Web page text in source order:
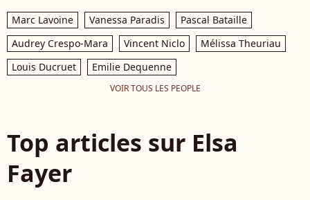
Marc Lavoine Vanessa Paradis
Pascal Bataille
Audrey Crespo-Mara
Vincent Niclo
Mélissa Theuriau
Louis Ducruet
Emilie Dequenne
VOIR TOUS LES PEOPLE
Top articles sur Elsa
Fayer